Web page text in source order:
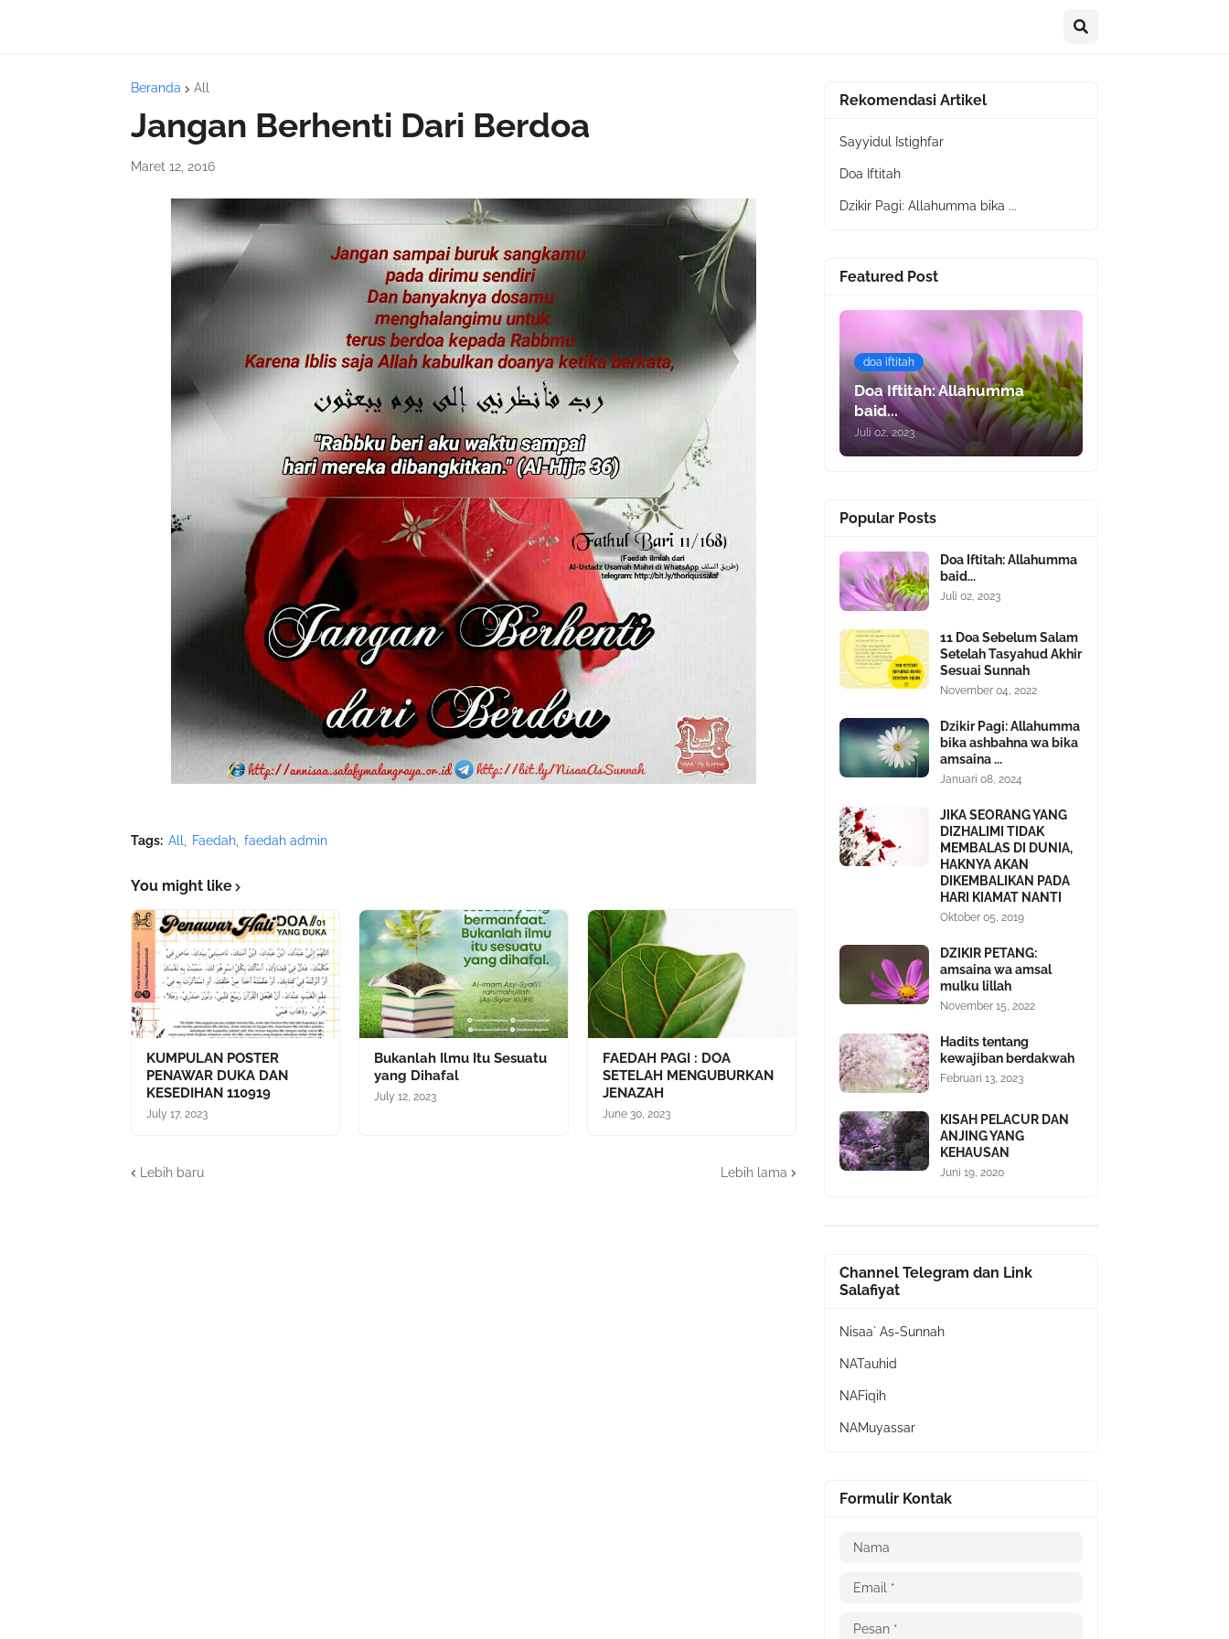
Beranda All
Jangan Berhenti Dari Berdoa
Maret 12, 2016
Tags: All Faedah faedah admin
You might like
KUMPULAN POSTER
PENAWAR DUKA DAN
KESEDIHAN 110919
July 17, 2023
Bukanlah Ilmu Itu Sesuatu
yang Dihafal
July 12, 2023
FAEDAH PAGI : DOA
SETELAH MENGUBURKAN
JENAZAH
June 30, 2023
Lebih baru Lebih lama
Rekomendasi Artikel
Sayyidul Istighfar
Doa Iftitah
Dzikir Pagi: Allahumma bika ...
Featured Post
doa iftitah
Doa Iftitah: Allahumma
baid...
Juli 02, 2023
Popular Posts
Doa Iftitah: Allahumma
baid...
Juli 02, 2023
11 Doa Sebelum Salam
Setelah Tasyahud Akhir
Sesuai Sunnah
November 04, 2022
Dzikir Pagi: Allahumma
bika ashbahna wa bika
amsaina ...
Januari 08, 2024
JIKA SEORANG YANG
DIZHALIMI TIDAK
MEMBALAS DI DUNIA,
HAKNYA AKAN
DIKEMBALIKAN PADA
HARI KIAMAT NANTI
Oktober 05, 2019
DZIKIR PETANG:
amsaina wa amsal
mulku lillah
November 15, 2022
Hadits tentang
kewajiban berdakwah
Februari 13, 2023
KISAH PELACUR DAN
ANJING YANG
KEHAUSAN
Juni 19, 2020
Channel Telegram dan Link
Salafiyat
Nisaa` As-Sunnah
NATauhid
NAFiqih
NAMuyassar
Formulir Kontak